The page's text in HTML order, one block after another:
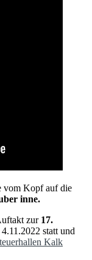
vom Kopf auf die
inne.
zur 17.
statt und
Kalk